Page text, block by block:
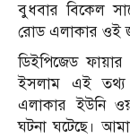
বুধবার বিকেল
রোড এলাকার ওই
ডিইপিজেড
ইসলাম এই তথ্য
এলাকার ইউনি
ঘটনা ঘটেছে।